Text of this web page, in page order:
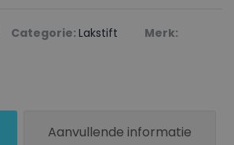
Categorie: Lakstift
Merk:
Aanvullende informatie